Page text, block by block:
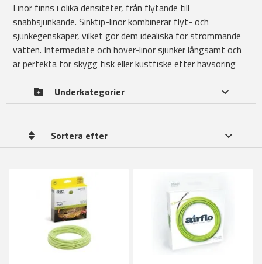
Linor finns i olika densiteter, från flytande till
snabbsjunkande. Sinktip-linor kombinerar flyt- och
sjunkegenskaper, vilket gör dem idealiska för strömmande
vatten. Intermediate och hover-linor sjunker långsamt och
är perfekta för skygg fisk eller kustfiske efter havsöring
Underkategorier
Sortera efter